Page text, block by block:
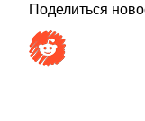
Поделиться